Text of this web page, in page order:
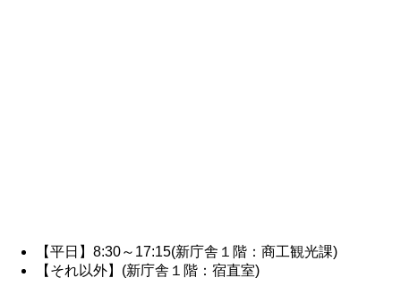
【平日】8:30～17:15(新庁舎１階：商工観光課)
【それ以外】(新庁舎１階：宿直室)